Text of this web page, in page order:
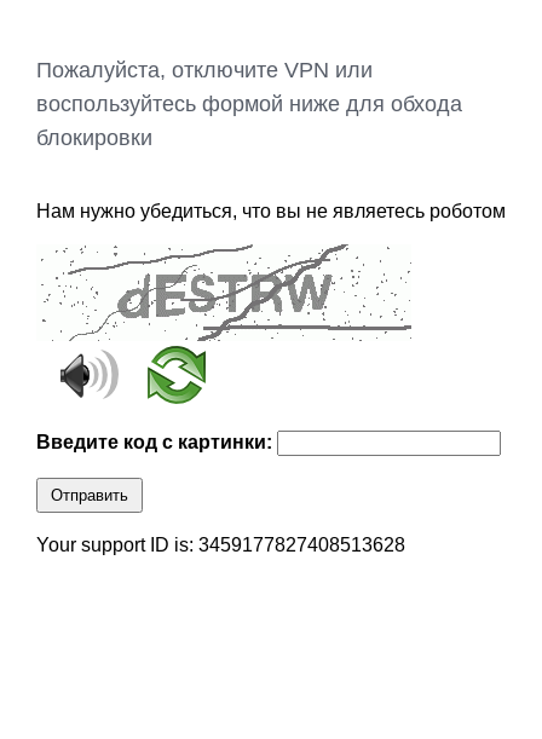
Пожалуйста, отключите VPN или
воспользуйтесь формой ниже для обхода
блокировки
Нам нужно убедиться, что вы не являетесь роботом
Введите код с картинки:
Отправить
Your support ID is: 3459177827408513628